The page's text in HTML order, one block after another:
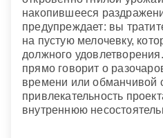
накопившееся
предупреждает: вы
на пустую мелочевку,
должного
прямо говорит о
времени или обманчивой
привлекательность
внутреннюю